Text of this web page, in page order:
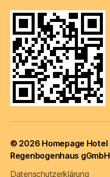
© 2026 Homepage Hotel
Regenbogenhaus gGmbH
Datenschutzerklärung